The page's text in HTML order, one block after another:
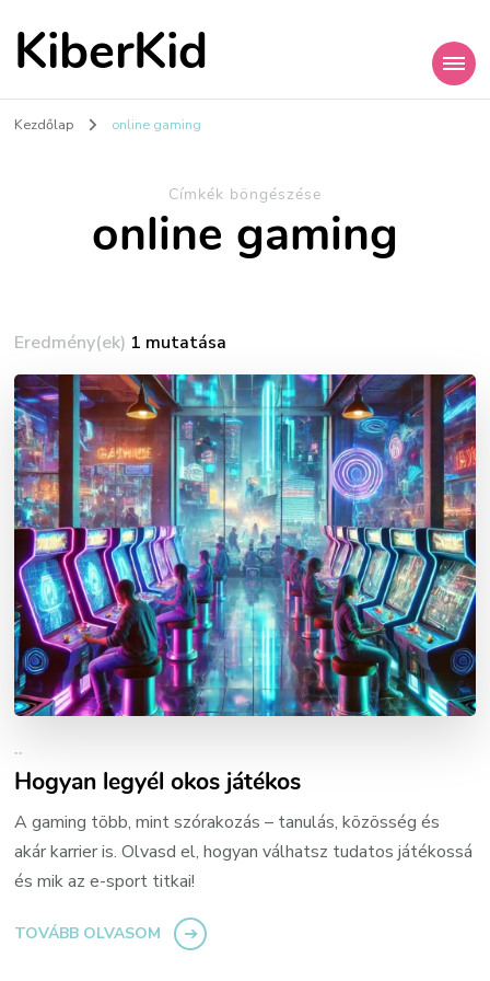
KiberKid
Kezdőlap online gaming
Címkék böngészése
online gaming
Eredmény(ek) 1 mutatása
..
Hogyan legyél okos játékos
A gaming több, mint szórakozás – tanulás, közösség és
akár karrier is. Olvasd el, hogyan válhatsz tudatos játékossá
és mik az e-sport titkai!
TOVÁBB OLVASOM